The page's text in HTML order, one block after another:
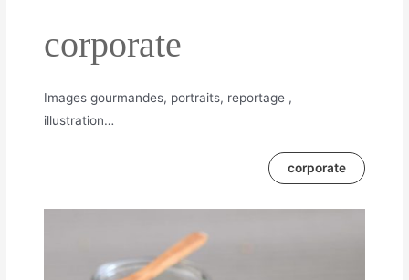
corporate
Images gourmandes, portraits, reportage ,
illustration…
corporate